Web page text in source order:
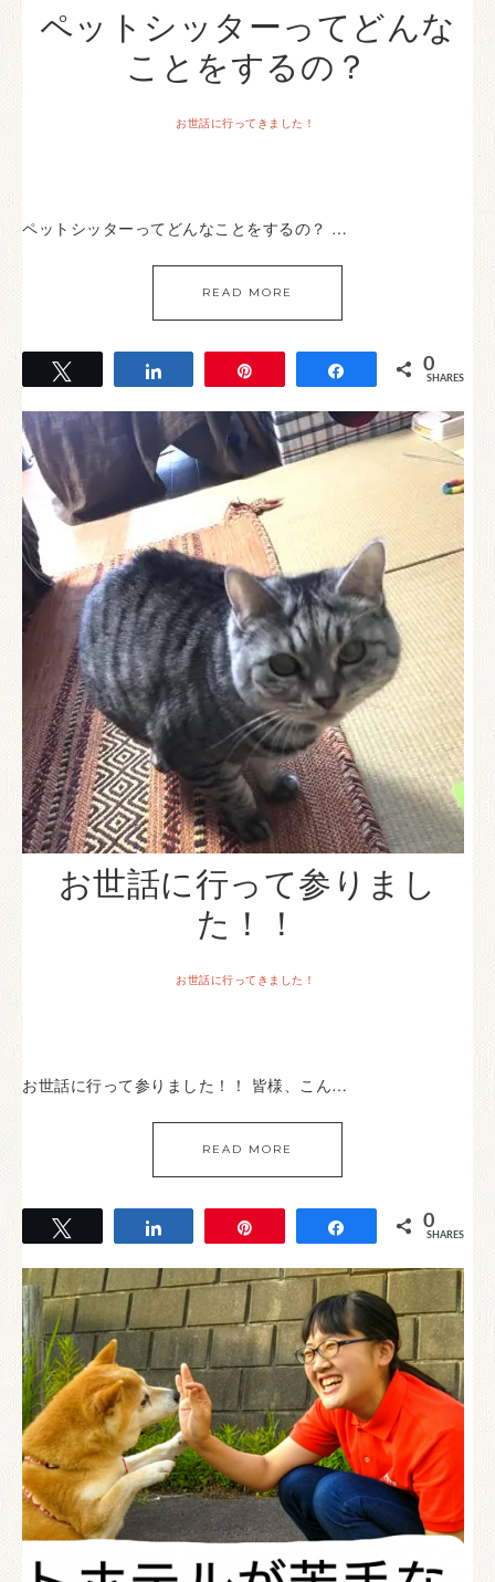
ペットシッターってどんな
ことをするの？
お世話に行ってきました！
ペットシッターってどんなことをするの？ …
READ MORE
Share 0
SHARES
お世話に行って参りまし
た！！
お世話に行ってきました！
お世話に行って参りました！！ 皆様、こん…
READ MORE
Share 0
SHARES